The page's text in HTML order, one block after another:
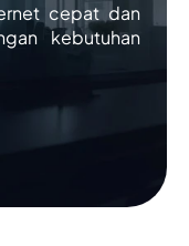
cepat dan
kebutuhan